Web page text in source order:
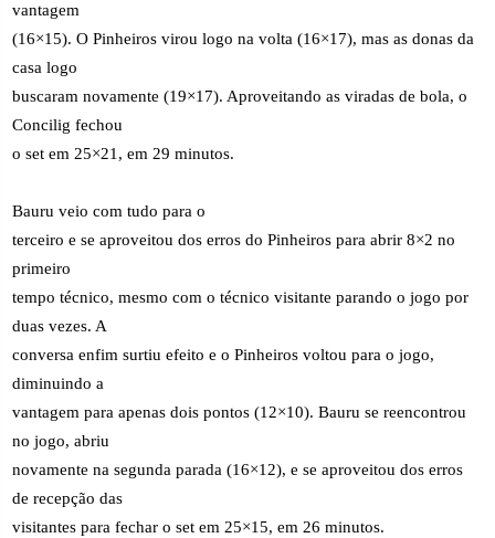
vantagem
(16×15). O Pinheiros virou logo na volta (16×17), mas as donas da
casa logo
buscaram novamente (19×17). Aproveitando as viradas de bola, o
Concilig fechou
o set em 25×21, em 29 minutos.
Bauru veio com tudo para o
terceiro e se aproveitou dos erros do Pinheiros para abrir 8×2 no
primeiro
tempo técnico, mesmo com o técnico visitante parando o jogo por
duas vezes. A
conversa enfim surtiu efeito e o Pinheiros voltou para o jogo,
diminuindo a
vantagem para apenas dois pontos (12×10). Bauru se reencontrou
no jogo, abriu
novamente na segunda parada (16×12), e se aproveitou dos erros
de recepção das
visitantes para fechar o set em 25×15, em 26 minutos.